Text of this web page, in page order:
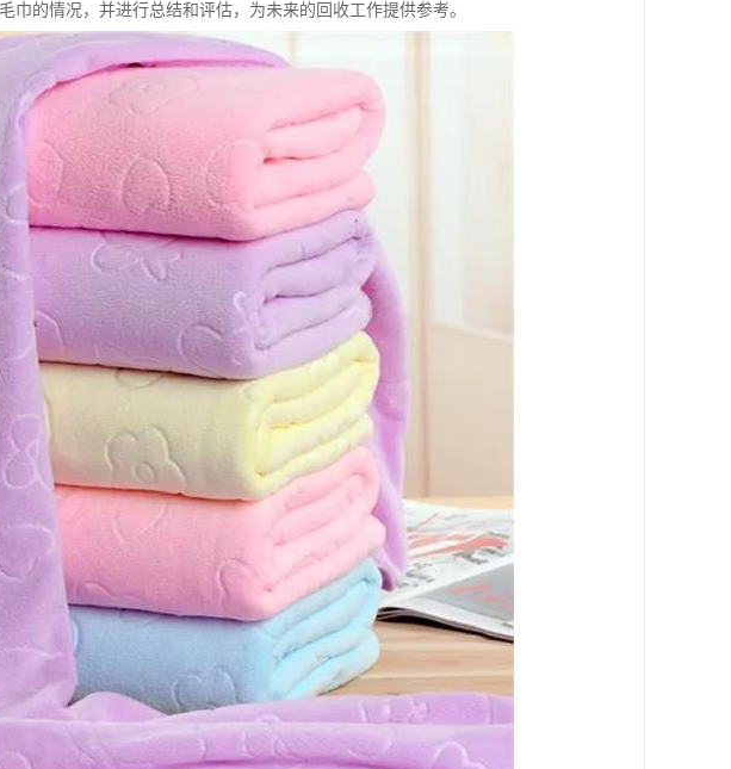
的情况，并进行总结和评估，为未来的回收工作提供参考。